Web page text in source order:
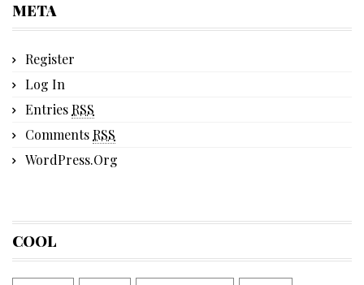
META
Register
Log In
EntriesRSS
CommentsRSS
WordPress.org
COOL